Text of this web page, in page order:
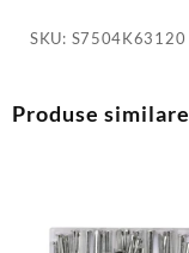
SKU: S7504K63120
Produse similare